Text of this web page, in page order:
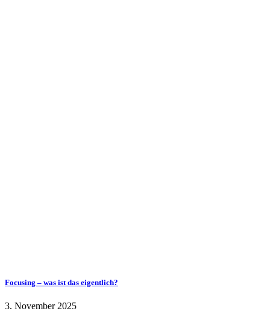
Focusing – was ist das eigentlich?
3. November 2025